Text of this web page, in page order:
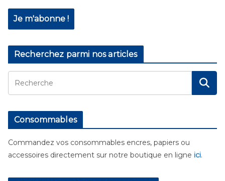
Recherchez parmi nos articles
Consommables
Commandez vos consommables encres, papiers ou
accessoires directement sur notre boutique en ligne ici.